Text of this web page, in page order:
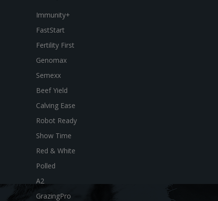
Immunity+
FastStart
Fertility First
Genomax
Semexx
Beef Yield
Calving Ease
Robot Ready
Show Time
Red & White
Polled
A2
GrazingPro